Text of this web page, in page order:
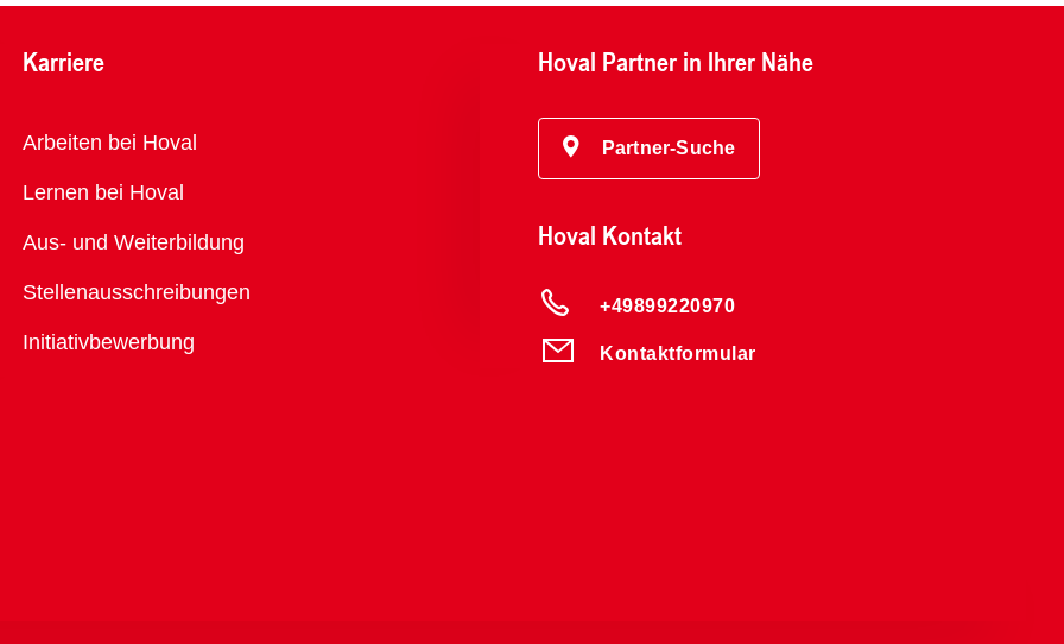
Karriere
Übersicht
Arbeiten bei Hoval
Lernen bei Hoval
Aus- und Weiterbildung
Stellenausschreibungen
Initiativbewerbung
Hoval Partner in Ihrer Nähe
Partner-Suche
Hoval Kontakt
+49899220970
Kontaktformular